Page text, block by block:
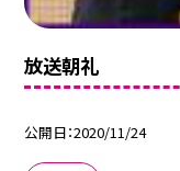
放送朝礼
公開日 2020/11/24